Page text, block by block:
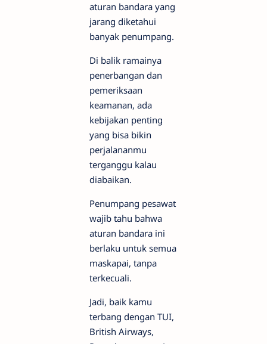
aturan bandara yang
jarang diketahui
banyak penumpang.
Di balik ramainya
penerbangan dan
pemeriksaan
keamanan, ada
kebijakan penting
yang bisa bikin
perjalananmu
terganggu kalau
diabaikan.
Penumpang pesawat
wajib tahu bahwa
aturan bandara ini
berlaku untuk semua
maskapai, tanpa
terkecuali.
Jadi, baik kamu
terbang dengan TUI,
British Airways,